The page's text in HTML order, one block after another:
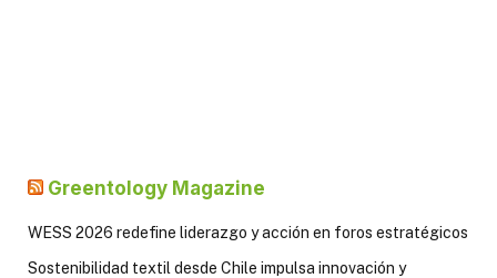
Greentology Magazine
WESS 2026 redefine liderazgo y acción en foros estratégicos
Sostenibilidad textil desde Chile impulsa innovación y